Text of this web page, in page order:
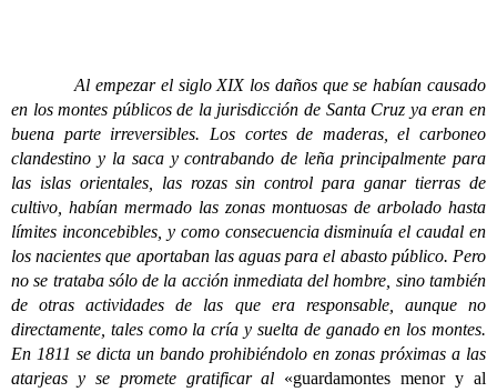
Al empezar el siglo XIX los daños que se habían causado
en los montes públicos de la jurisdicción de Santa Cruz ya eran en
buena parte irreversibles. Los cortes de maderas, el carboneo
clandestino y la saca y contrabando de leña principalmente para
las islas orientales, las rozas sin control para ganar tierras de
cultivo, habían mermado las zonas montuosas de arbolado hasta
límites inconcebibles, y como consecuencia disminuía el caudal en
los nacientes que aportaban las aguas para el abasto público. Pero
no se trataba sólo de la acción inmediata del hombre, sino también
de otras actividades de las que era responsable, aunque no
directamente, tales como la cría y suelta de ganado en los montes.
En 1811 se dicta un bando prohibiéndolo en zonas próximas a las
atarjeas y se promete gratificar al «guardamontes menor y al